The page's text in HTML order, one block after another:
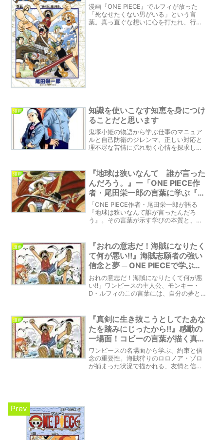
漫画『ONE PIECE』でルフィが放った
「死なせたくない男がいる」という言
葉。真っ直ぐな想いに心を打たれ、行動
漫画
知識を使いこなす知恵を身につけ
ることだと思います
鬼塚小姫の物語から学ぶ仕事のマニュア
ルと自己防衛のジレンマ。正しい対応と
理不尽な苦情に揺れ動く心情を探求しま
漫画
『地球は狭いなんて 誰が言った
んだろう。』ー「ONE PIECE作
者・尾田栄一郎の言葉に学ぶ『知
ることの楽しさ』
「ONE PIECE作者・尾田栄一郎が語る
『地球は狭いなんて誰が言ったんだろ
う』。その言葉が示す学びの本質と、世
漫画
『おれの意志だ！海賊になりたく
て何が悪い‼』海賊志願者の強い
信念と夢 ─ ONE PIECEで学ぶル
フィの言葉
おれの意志だ！海賊になりたくて何が悪
い‼」ワンピースの主人公、モンキー・
D・ルフィのこの言葉には、自分の夢と信
とらわれずに、自分の選んだ道を進むこ
との重要性を考えさせられます。この記
事では、ワンピースのエピソードを通じ
て、ルフィの言葉が私たちに与えるメッ
セージについて探求してみます。自分の
夢に向かって突き進む勇気と、他人の意
見に惑わされずに進む強さについて考え
てみましょう。
漫画
『真剣に生き抜こうとしてたあな
たを踏みにじったから‼』感動の
一場面！コビーの言葉が描く真剣
な生き方とは？ | ワンピース考察
ワンピースの名場面から学ぶ、約束と信
念の重要性。海賊狩りのロロノア・ゾロ
が捕まった状況で描かれる、友情と信念